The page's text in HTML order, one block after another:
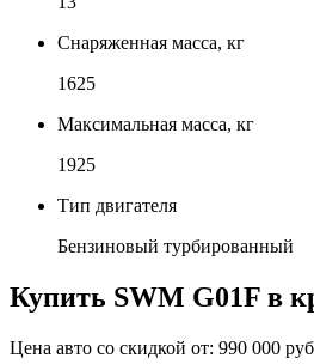
Снаряженная масса, кг
1625
Максимальная масса, кг
1925
Тип двигателя
Бензиновый турбированный
Купить SWM G01F в
Цена авто со скидкой от: 990 000